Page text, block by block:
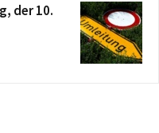
der 10.